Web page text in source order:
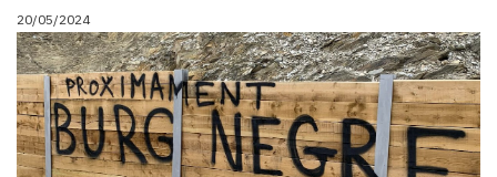
20/05/2024